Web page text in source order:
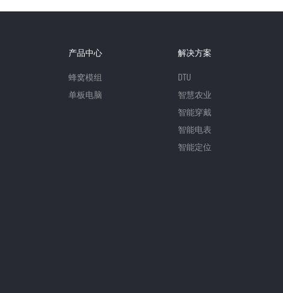
产品中心
蜂窝模组
单板电脑
解决方案
DTU
智慧农业
智能穿戴
智能电表
智能定位